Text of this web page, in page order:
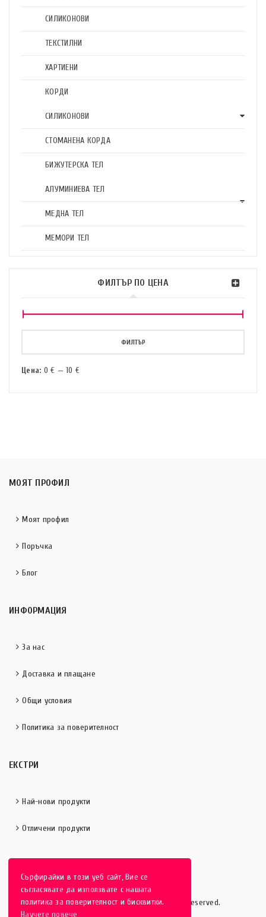
Сърфирайки в този уеб сайт, Вие се
съгласявате да използвате с нашата
политика за поверителност и бисквитки.
Научете повече
СИЛИКОНОВИ
ТЕКСТИЛНИ
ХАРТИЕНИ
КОРДИ
СИЛИКОНОВИ
СТОМАНЕНА КОРДА
БИЖУТЕРСКА ТЕЛ
АЛУМИНИЕВА ТЕЛ
МЕДНА ТЕЛ
МЕМОРИ ТЕЛ
ФИЛТЪР ПО ЦЕНА
ФИЛТЪР
Цена: 0 € — 10 €
МОЯТ ПРОФИЛ
Моят профил
Поръчка
Блог
ИНФОРМАЦИЯ
За нас
Доставка и плащане
Общи условия
Политика за поверителност
ЕКСТРИ
Най-нови продукти
Отличени продукти
HobbyEver.com© 2016-2025 - All rights reserved.